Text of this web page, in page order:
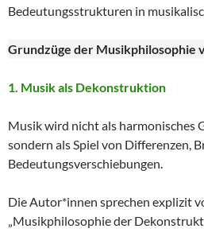
Bedeutungsstrukturen in
Grundzüge der Musikphilosophie
1. Musik als Dekonstruktion
Musik wird nicht als harmonisches
sondern als Spiel von Differenzen,
Bedeutungsverschiebungen.
Die Autor*innen sprechen explizit
„Musikphilosophie der